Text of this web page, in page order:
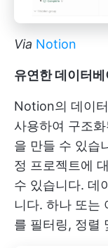
Via Notion
유연한 데이터
Notion의 데이
사용하여 구조
을 만들 수 있습
정 프로젝트에
수 있습니다. 데
니다. 하나 또는
를 필터링, 정렬